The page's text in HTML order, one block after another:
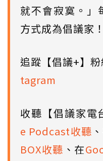
就不會寂寞。」
方式成為倡議家！
追蹤【倡議+】粉
tagram
收聽【倡議家電
e Podcast收聽
BOX收聽 、在